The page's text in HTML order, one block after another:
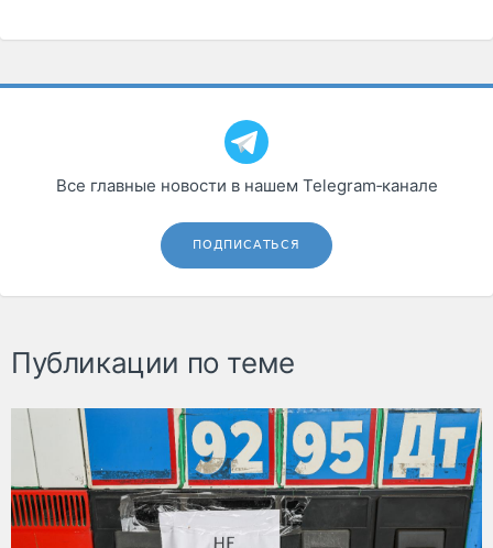
Все главные новости в нашем Telegram‑канале
ПОДПИСАТЬСЯ
Публикации по теме